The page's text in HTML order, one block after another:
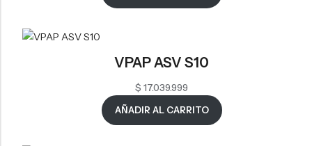
VPAP ASV S10
$ 17.039.999
AÑADIR AL CARRITO